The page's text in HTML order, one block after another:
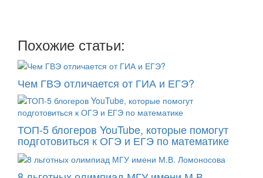
Похожие статьи:
Чем ГВЭ отличается от ГИА и ЕГЭ?
ТОП-5 блогеров YouTube, которые помогут
подготовиться к ОГЭ и ЕГЭ по математике